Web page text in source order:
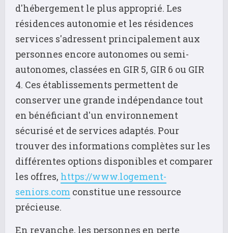
d'hébergement le plus approprié. Les
résidences autonomie et les résidences
services s'adressent principalement aux
personnes encore autonomes ou semi-
autonomes, classées en GIR 5, GIR 6 ou GIR
4. Ces établissements permettent de
conserver une grande indépendance tout
en bénéficiant d'un environnement
sécurisé et de services adaptés. Pour
trouver des informations complètes sur les
différentes options disponibles et comparer
les offres, https://www.logement-
seniors.com constitue une ressource
précieuse.
En revanche, les personnes en perte